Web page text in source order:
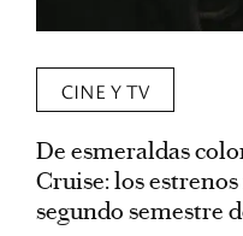
CINE Y TV
De esmeraldas
Cruise: los
segundo semestre